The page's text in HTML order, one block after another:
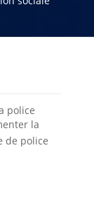
police
la